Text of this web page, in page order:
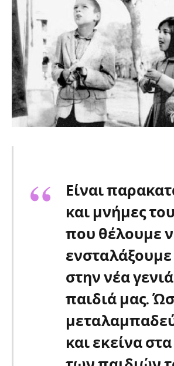
Είναι
και μνήμες
που θέλουμε
ενσταλάξουμε
στην νέα
παιδιά μας.
και εκείνα